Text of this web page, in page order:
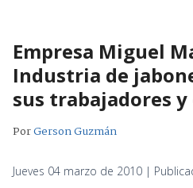
Empresa Miguel
Industria de
sus trabajadores
PorGerson Guzmán
Jueves 04 marzo de 2010 |